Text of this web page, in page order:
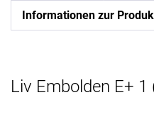
Informationen zur
Liv Embolden E+